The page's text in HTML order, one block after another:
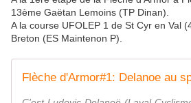
13ème Gaëtan Lemoins (TP Dinan).
A la course UFOLEP 1 de St Cyr en Val
Breton (ES Maintenon P).
Flèche d'Armor#1: Delanoe au